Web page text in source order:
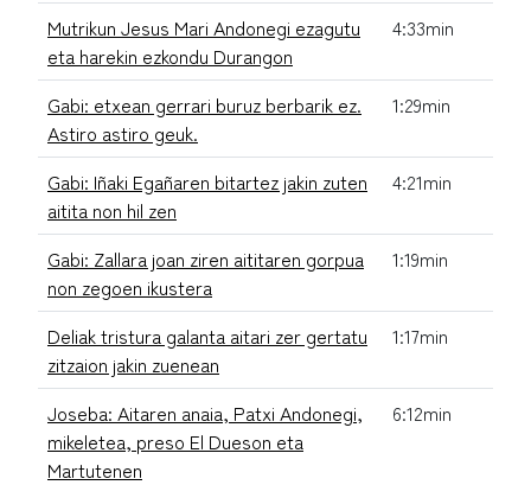
Mutrikun Jesus Mari Andonegi ezagutu
eta harekin ezkondu Durangon
4:33min
Gabi: etxean gerrari buruz berbarik ez.
Astiro astiro geuk.
1:29min
Gabi: Iñaki Egañaren bitartez jakin zuten
aitita non hil zen
4:21min
Gabi: Zallara joan ziren aititaren gorpua
non zegoen ikustera
1:19min
Deliak tristura galanta aitari zer gertatu
zitzaion jakin zuenean
1:17min
Joseba: Aitaren anaia, Patxi Andonegi,
mikeletea, preso El Dueson eta
Martutenen
6:12min